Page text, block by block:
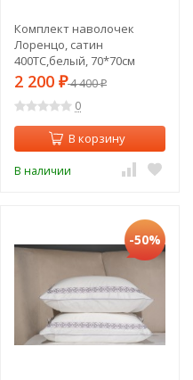
Комплект наволочек
Лоренцо, сатин
400TC,белый, 70*70см
(2шт) (TT-00014768)
2 200 ₽4 400₽
0
В корзину
В наличии
-50%